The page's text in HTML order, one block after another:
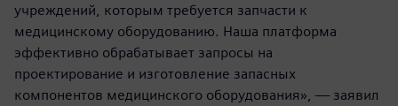
учреждений, которым требуется запчасти к
медицинскому оборудованию. Наша платформа
эффективно обрабатывает запросы на
проектирование и изготовление запасных
компонентов медицинского оборудования», — заявил